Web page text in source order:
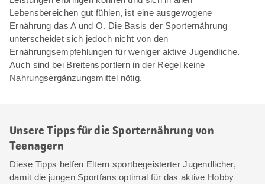
Lebensbereichen gut fühlen, ist eine ausgewogene
Ernährung das A und O. Die Basis der Sporternährung
unterscheidet sich jedoch nicht von den
Ernährungsempfehlungen für weniger aktive Jugendliche.
Auch sind bei Breitensportlern in der Regel keine
Nahrungsergänzungsmittel nötig.
Unsere Tipps für die Sporternährung von
Teenagern
Diese Tipps helfen Eltern sportbegeisterter Jugendlicher,
damit die jungen Sportfans optimal für das aktive Hobby